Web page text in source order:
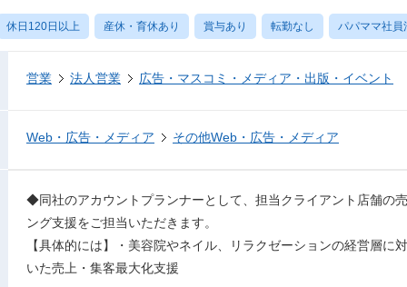
休日120日以上 産休・育休あり 賞与あり 転勤なし パパママ社員
営業 法人営業 広告・マスコミ・メディア・出版・イベント
Web・広告・メディア その他Web・広告・メディア
◆同社のアカウントプランナーとして、担当クライアント店舗の
ング支援をご担当いただきます。
【具体的には】・美容院やネイル、リラクゼーションの経営層に
いた売上・集客最大化支援